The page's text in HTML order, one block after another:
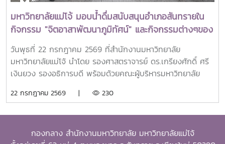
ปรัชญาของ SEARCA ผ่านความสำเร็จในวิชาชีพ การบริการ
สาธารณะ และการอุทิศตนเพื่อส่วนรวมในปี 2026 การพิจารณา
รางวัลครอบคลุมผลงานสำคัญ 4 ด้าน ได้แก่ การสอน
(Teaching) การวิจัย (Research) การบริการสาธารณะและการ
พัฒนาชุมชน (Public Service and Community
Development) และธุรกิจการเกษตรและการเป็นผู้ประกอบการ
กับผลงานที่สามารถสร้างผลกระทบอย่างเป็นรูปธรรมต่อการ
จัดขึ้นในวาระเฉลิมฉลอง ครบรอบ 60 ปีของ SEARCA ซึ่งเป็น
มหาวิทยาลัยแม่โจ้ มอบน้ำดื่มสนับสนุนอำเภอสันทรายใน
กิจกรรม "จิตอาสาพัฒนาภูมิทัศน์" และกิจกรรมต่างๆของ
อำเภอสันทราย
วันพุธที่ 22 กรกฎาคม 2569 ที่สำนักงานมหาวิทยาลัย
มหาวิทยาลัยแม่โจ้ นำโดย รองศาสตราจารย์ ดร.เกรียงศักดิ์ ศรี
เงินยวง รองอธิการบดี พร้อมด้วยคณะผู้บริหารมหาวิทยาลัย
จำนวน 100 แพ็ค เพื่อใช้ในกิจกรรม “จิตอาสาพัฒนาภูมิทัศน์
พระเจ้าอยู่หัว เนื่องในโอกาสวันเฉลิมพระชนมพรรษา 28
22 กรกฎาคม 2569 | 230
กองกลาง สำนักงานมหาวิทยาลัย มหาวิทยาลัยแม่โจ้